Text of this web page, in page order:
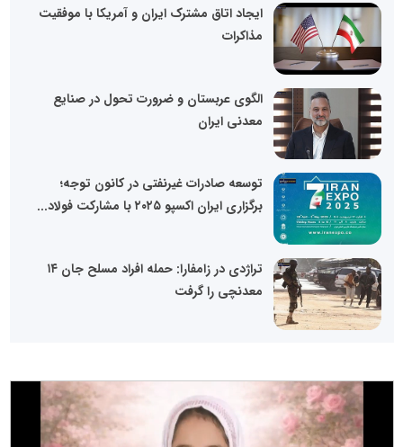
ایجاد اتاق مشترک ایران و آمریکا با موفقیت
مذاکرات
الگوی عربستان و ضرورت تحول در صنایع
معدنی ایران
توسعه صادرات غیرنفتی در کانون توجه؛
برگزاری ایران اکسپو ۲۰۲۵ با مشارکت فولاد...
تراژدی در زامفارا: حمله افراد مسلح جان ۱۴
معدنچی را گرفت